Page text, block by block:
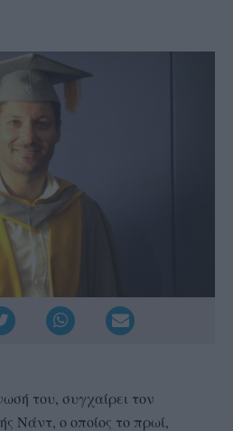
του, συγχαίρει τον
Νάντ, ο οποίος το πρωί,